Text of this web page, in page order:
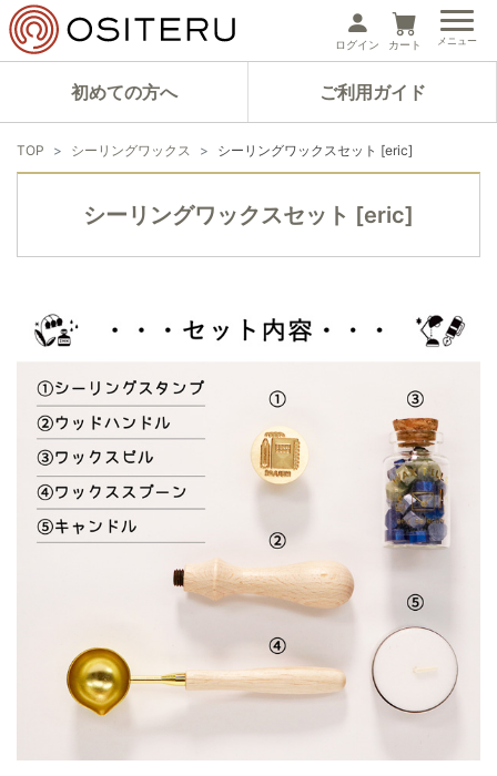
メニュー
カート
ログイン
初めての方へ ご利用ガイド
TOP シーリングワックス シーリングワックスセット [eric]
シーリングワックスセット [eric]